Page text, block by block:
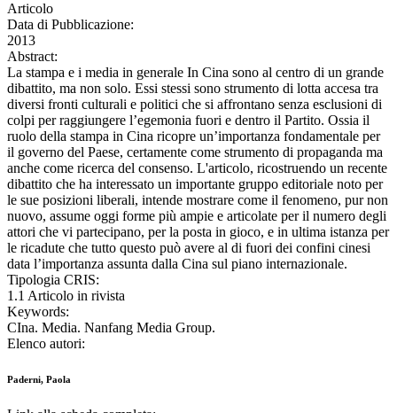
Articolo
Data di Pubblicazione:
2013
Abstract:
La stampa e i media in generale In Cina sono al centro di un grande
dibattito, ma non solo. Essi stessi sono strumento di lotta accesa tra
diversi fronti culturali e politici che si affrontano senza esclusioni di
colpi per raggiungere l’egemonia fuori e dentro il Partito. Ossia il
ruolo della stampa in Cina ricopre un’importanza fondamentale per
il governo del Paese, certamente come strumento di propaganda ma
anche come ricerca del consenso. L'articolo, ricostruendo un recente
dibattito che ha interessato un importante gruppo editoriale noto per
le sue posizioni liberali, intende mostrare come il fenomeno, pur non
nuovo, assume oggi forme più ampie e articolate per il numero degli
attori che vi partecipano, per la posta in gioco, e in ultima istanza per
le ricadute che tutto questo può avere al di fuori dei confini cinesi
data l’importanza assunta dalla Cina sul piano internazionale.
Tipologia CRIS:
1.1 Articolo in rivista
Keywords:
CIna. Media. Nanfang Media Group.
Elenco autori:
Paderni, Paola